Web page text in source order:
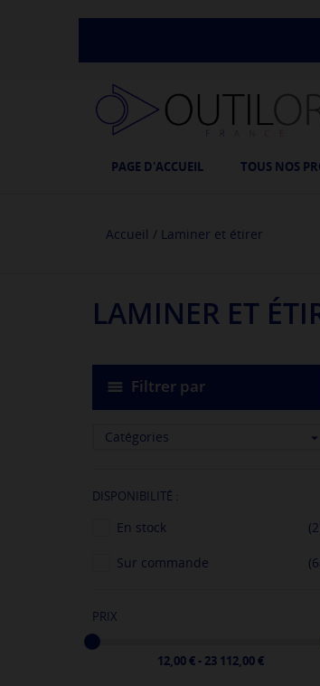
PAGE D'ACCUEIL TOUS NOS
Accueil Laminer et étirer
LAMINER ET
Filtrer par
Catégories 
DISPONIBILITÉ :
En stock
Sur commande
PRIX
12,00 € - 23 112,00 €